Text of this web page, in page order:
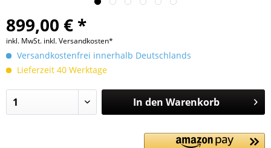
899,00 € *
inkl. MwSt. inkl. Versandkosten*
Versandkostenfrei innerhalb Deutschlands
Lieferzeit 40 Werktage
In den Warenkorb